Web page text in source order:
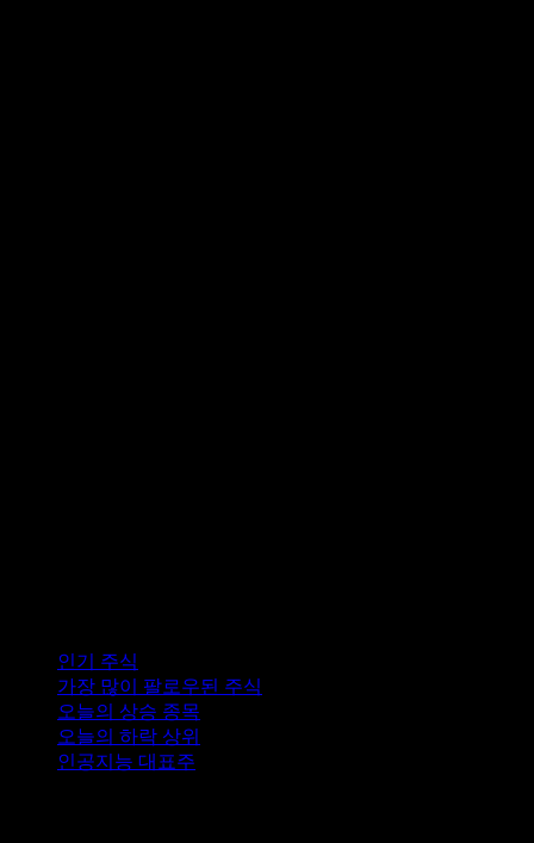
인기 주식
가장 많이 팔로우된 주식
오늘의 상승 종목
오늘의 하락 상위
인공지능 대표주